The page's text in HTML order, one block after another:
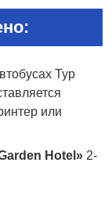
Тур
или
Hotel» 2-